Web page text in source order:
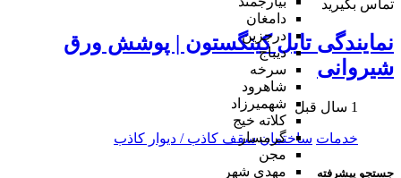
دامغان
درجزین
دیباج
سرخه
شاهرود
شهمیرزاد
کلاته خیج
گرمسار
مجن
مهدی شهر
تماس بگیرید
نمایندگی تایل کینگستون | پوشش ورق
شیروانی
1 سال قبل
خدمات ساختمان سقف کاذب / دیوار کاذب
جستجو پیشرفته